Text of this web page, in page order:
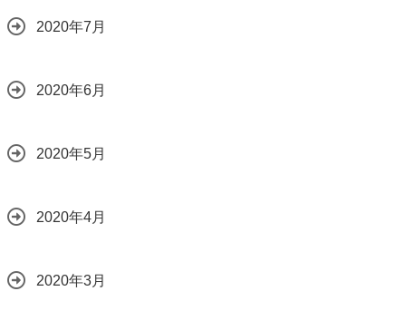
2020年7月
2020年6月
2020年5月
2020年4月
2020年3月